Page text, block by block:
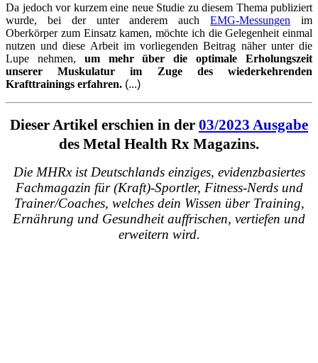
Da jedoch vor kurzem eine neue Studie zu diesem Thema publiziert
wurde, bei der unter anderem auchEMG-Messungen im
Oberkörper zum Einsatz kamen, möchte ich die Gelegenheit einmal
nutzen und diese Arbeit im vorliegenden Beitrag näher unter die
Lupe nehmen, um mehr über die optimale Erholungszeit
unserer Muskulatur im Zuge des wiederkehrenden
Krafttrainings erfahren. (...)
Dieser Artikel erschien in der 03/2023 Ausgabe
des Metal Health Rx Magazins.
Die MHRx ist Deutschlands einziges, evidenzbasiertes
Fachmagazin für (Kraft)-Sportler, Fitness-Nerds und
Trainer/Coaches, welches dein Wissen über Training,
Ernährung und Gesundheit auffrischen, vertiefen und
erweitern wird.